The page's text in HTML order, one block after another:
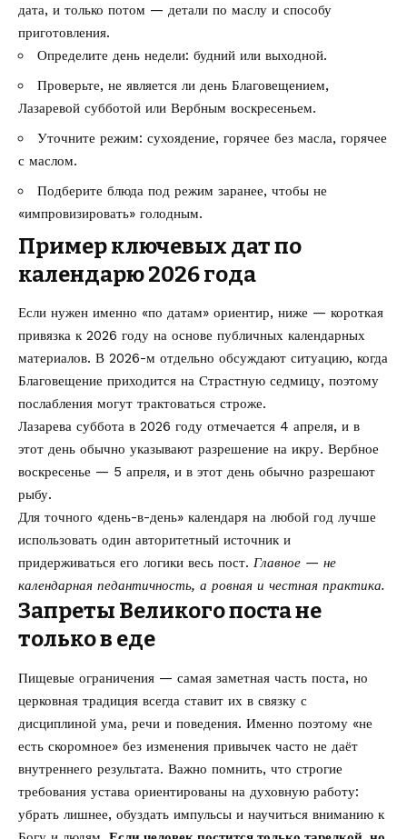
дата, и только потом — детали по маслу и способу
приготовления.
Определите день недели: будний или выходной.
Проверьте, не является ли день Благовещением,
Лазаревой субботой или Вербным воскресеньем.
Уточните режим: сухоядение, горячее без масла, горячее
с маслом.
Подберите блюда под режим заранее, чтобы не
«импровизировать» голодным.
Пример ключевых дат по
календарю 2026 года
Если нужен именно «по датам» ориентир, ниже — короткая
привязка к 2026 году на основе публичных календарных
материалов. В 2026-м отдельно обсуждают ситуацию, когда
Благовещение приходится на Страстную седмицу, поэтому
послабления могут трактоваться строже.
Лазарева суббота в 2026 году отмечается 4 апреля, и в
этот день обычно указывают разрешение на икру. Вербное
воскресенье — 5 апреля, и в этот день обычно разрешают
рыбу.
Для точного «день-в-день» календаря на любой год лучше
использовать один авторитетный источник и
придерживаться его логики весь пост. Главное — не
календарная педантичность, а ровная и честная практика.
Запреты Великого поста не
только в еде
Пищевые ограничения — самая заметная часть поста, но
церковная традиция всегда ставит их в связку с
дисциплиной ума, речи и поведения. Именно поэтому «не
есть скоромное» без изменения привычек часто не даёт
внутреннего результата. Важно помнить, что строгие
требования устава ориентированы на духовную работу:
убрать лишнее, обуздать импульсы и научиться вниманию к